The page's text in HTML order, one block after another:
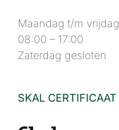
Maandag t/m vrijdag
08:00 – 17:00
Zaterdag gesloten
SKAL CERTIFICAAT